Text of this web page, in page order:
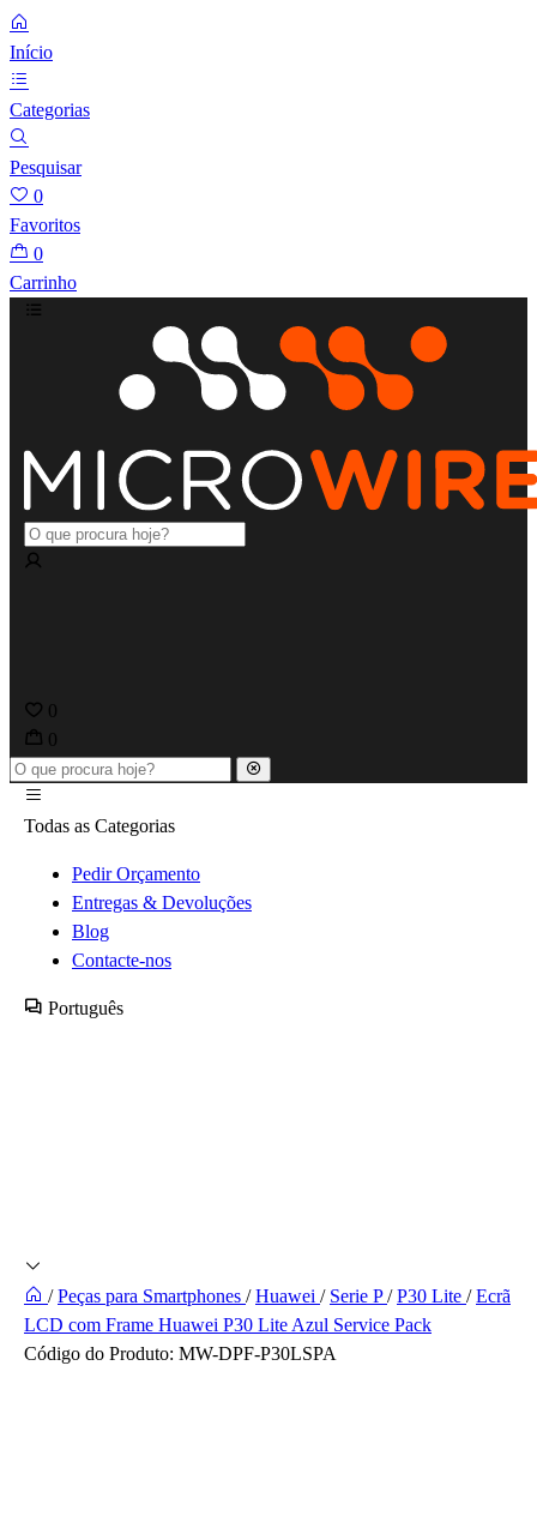
Início
Categorias
Pesquisar
0
Favoritos
0
Carrinho
0
0
Todas as Categorias
Pedir Orçamento
Entregas & Devoluções
Blog
Contacte-nos
Português
/ Peças para Smartphones / Huawei / Serie P/ P30 Lite / Ecrã
LCD com Frame Huawei P30 Lite Azul Service Pack
Código do Produto: MW-DPF-P30LSPA